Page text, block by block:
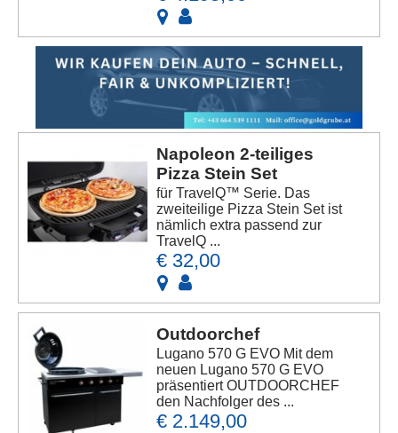
Napoleon 2-teiliges
Pizza Stein Set
für TravelQ™ Serie. Das
zweiteilige Pizza Stein Set ist
nämlich extra passend zur
TravelQ ...
€ 32,00
Outdoorchef
Lugano 570 G EVO Mit dem
neuen Lugano 570 G EVO
präsentiert OUTDOORCHEF
den Nachfolger des ...
€ 2.149,00